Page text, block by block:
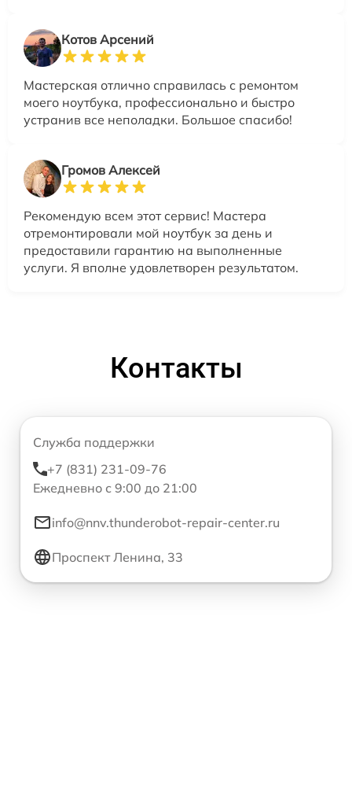
Котов Арсений
Мастерская отлично справилась с ремонтом
моего ноутбука, профессионально и быстро
устранив все неполадки. Большое спасибо!
Громов Алексей
Рекомендую всем этот сервис! Мастера
отремонтировали мой ноутбук за день и
предоставили гарантию на выполненные
услуги. Я вполне удовлетворен результатом.
Контакты
Служба поддержки
+7 (831) 231-09-76
Ежедневно с 9:00 до 21:00
info@nnv.thunderobot-repair-center.ru
Проспект Ленина, 33